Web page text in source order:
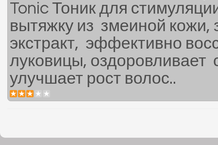
Tonic Тоник для
вытяжку из змеиной кожи,
экстракт, эффективно
луковицы,
улучшает рост волос..